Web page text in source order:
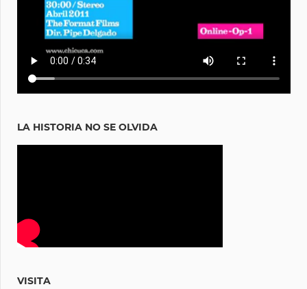
LA HISTORIA NO SE OLVIDA
VISITA